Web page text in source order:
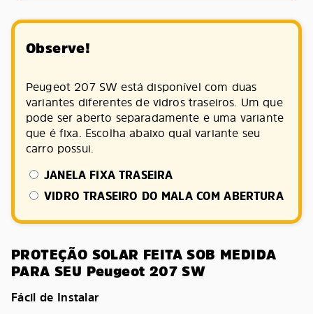
Observe!
Peugeot 207 SW está disponível com duas
variantes diferentes de vidros traseiros. Um que
pode ser aberto separadamente e uma variante
que é fixa. Escolha abaixo qual variante seu
carro possui.
JANELA FIXA TRASEIRA
VIDRO TRASEIRO DO MALA COM ABERTURA
PROTEÇÃO SOLAR FEITA SOB MEDIDA
PARA SEU Peugeot 207 SW
Fácil de Instalar